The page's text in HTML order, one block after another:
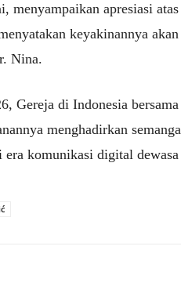
, menyampaikan apresiasi
keyakinannya
Nina.
Gereja di Indonesia
menghadirkan
komunikasi digital